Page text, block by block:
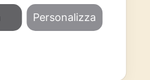
Personalizza